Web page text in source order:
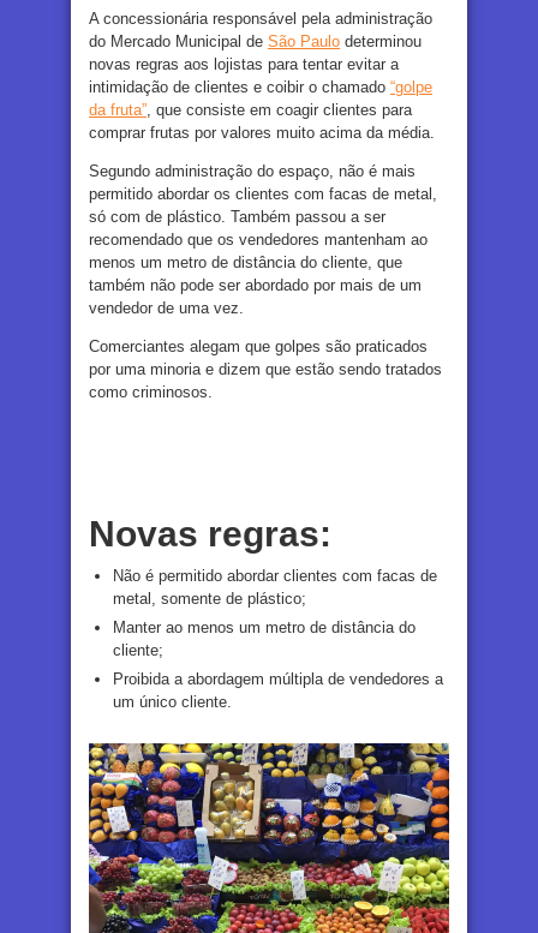
A concessionária responsável pela administração
do Mercado Municipal de São Paulo determinou
novas regras aos lojistas para tentar evitar a
intimidação de clientes e coibir o chamado “golpe
da fruta”, que consiste em coagir clientes para
comprar frutas por valores muito acima da média.
Segundo administração do espaço, não é mais
permitido abordar os clientes com facas de metal,
só com de plástico. Também passou a ser
recomendado que os vendedores mantenham ao
menos um metro de distância do cliente, que
também não pode ser abordado por mais de um
vendedor de uma vez.
Comerciantes alegam que golpes são praticados
por uma minoria e dizem que estão sendo tratados
como criminosos.
Novas regras:
Não é permitido abordar clientes com facas de
metal, somente de plástico;
Manter ao menos um metro de distância do
cliente;
Proibida a abordagem múltipla de vendedores a
um único cliente.